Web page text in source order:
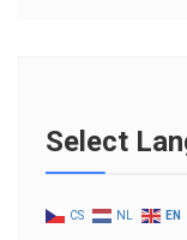
Select
CS NL EN